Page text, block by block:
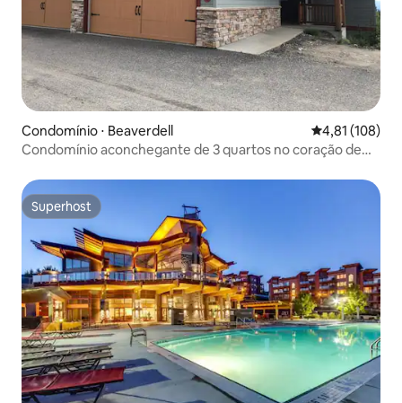
Condomínio ⋅ Beaverdell 4,81 de uma
4,81 (108)
Condomínio aconchegante de 3 quartos no coração de
Superhost
Superhost